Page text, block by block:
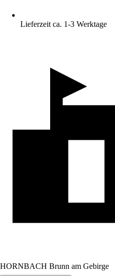
Lieferzeit ca. 1-3 Werktage
HORNBACH Brunn am Gebirge